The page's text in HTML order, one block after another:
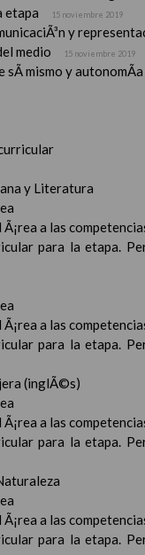
etapa
15 noviembre 2019
y
medio 15 noviembre 2019
sÃ­ mismo y
y Literatura
a las
para la etapa.
a las
para la etapa.
(inglÃ©s)
a las
para la etapa.
a las
para la etapa.